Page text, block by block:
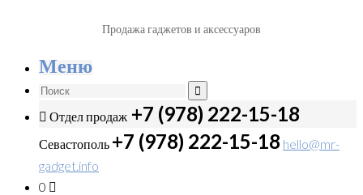
Продажа гаджетов и аксессуаров
Меню
Отдел продаж +7 (978) 222-15-18
Севастополь +7 (978) 222-15-18 hello@mr-
gadget.info
0